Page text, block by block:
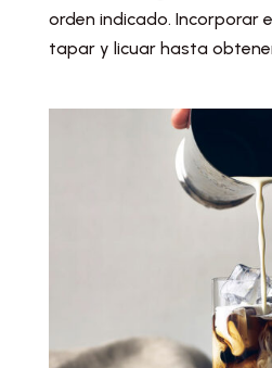
orden indicado. Incorporar
tapar y licuar hasta